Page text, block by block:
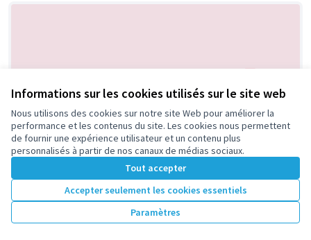
Informations sur les cookies utilisés sur le site web
Nous utilisons des cookies sur notre site Web pour améliorer la
performance et les contenus du site. Les cookies nous permettent
de fournir une expérience utilisateur et un contenu plus
personnalisés à partir de nos canaux de médias sociaux.
Tout accepter
Accepter seulement les cookies essentiels
Paramètres
Cite jardins du petit Nanterre
Retenue
hadadou
1 1